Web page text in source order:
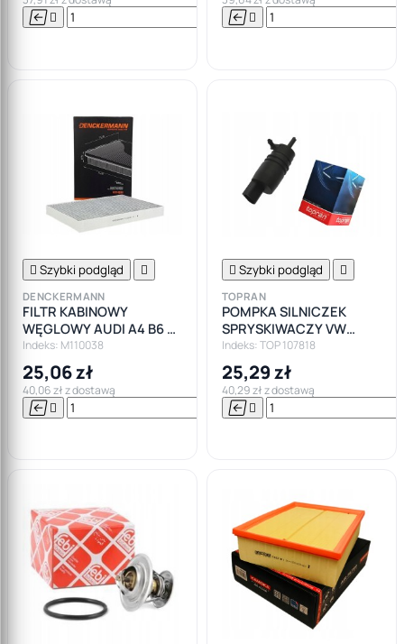
  

 
 Szybki podgląd 
DENCKERMANN
FILTR KABINOWY
WĘGLOWY AUDI A4 B6 B7
A6 SEAT EXEO
Indeks: M110038
25,06 zł
40,06 zł z dostawą
  

 Szybki podgląd 
TOPRAN
POMPKA SILNICZEK
SPRYSKIWACZY VW
PASSAT B5 B6 CC
Indeks: TOP 107818
25,29 zł
40,29 zł z dostawą
 